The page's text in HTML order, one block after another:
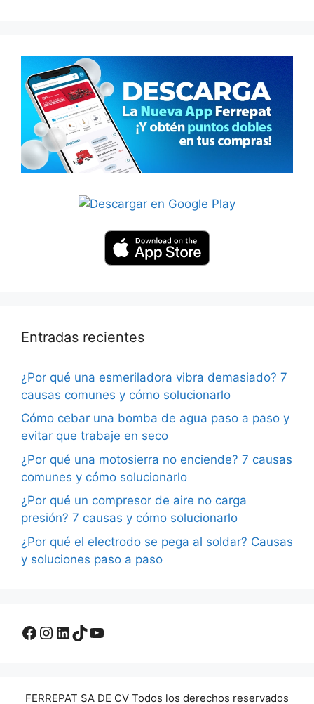
Entradas recientes
¿Por qué una esmeriladora vibra demasiado? 7
causas comunes y cómo solucionarlo
Cómo cebar una bomba de agua paso a paso y
evitar que trabaje en seco
¿Por qué una motosierra no enciende? 7 causas
comunes y cómo solucionarlo
¿Por qué un compresor de aire no carga
presión? 7 causas y cómo solucionarlo
¿Por qué el electrodo se pega al soldar? Causas
y soluciones paso a paso
Facebook
Instagram
LinkedIn
TikTok
YouTube
FERREPAT SA DE CV Todos los derechos reservados